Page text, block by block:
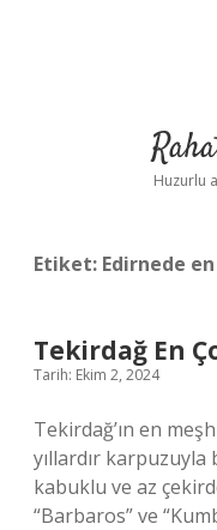
Huzurlu
Etiket: Edirnede
Tekirdağ En
Tarih: Ekim 2, 2024
Tekirdağ’ın en
yıllardır
kabuklu ve az
“Barbaros” ve